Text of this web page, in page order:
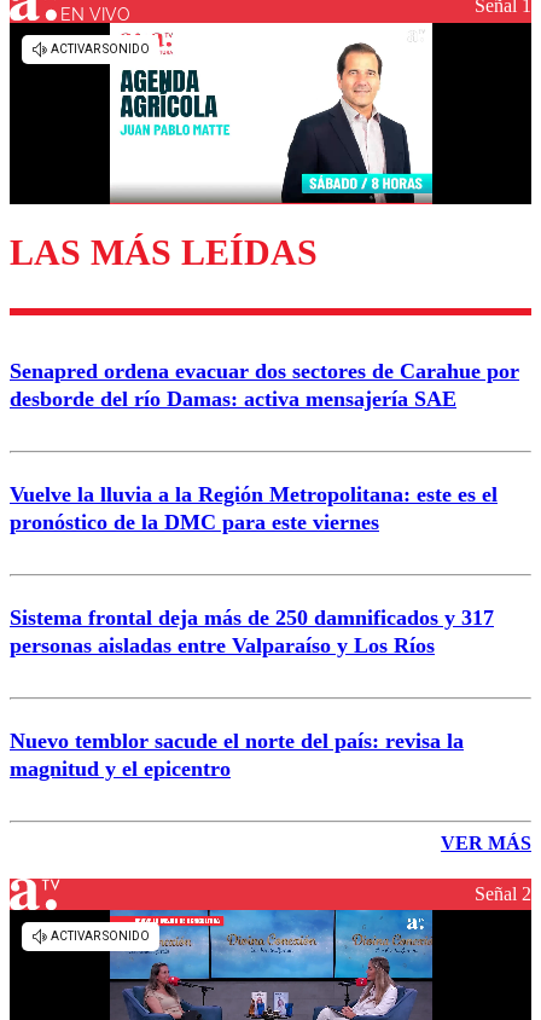
Los comentarios son moderados para garantizar un
diálogo respetuoso.
Enviar comentario
EN VIVO Señal 1
LAS MÁS LEÍDAS
Senapred ordena evacuar dos sectores de Carahue por
desborde del río Damas: activa mensajería SAE
Vuelve la lluvia a la Región Metropolitana: este es el
pronóstico de la DMC para este viernes
Sistema frontal deja más de 250 damnificados y 317
personas aisladas entre Valparaíso y Los Ríos
Nuevo temblor sacude el norte del país: revisa la
magnitud y el epicentro
VER MÁS
Señal 2